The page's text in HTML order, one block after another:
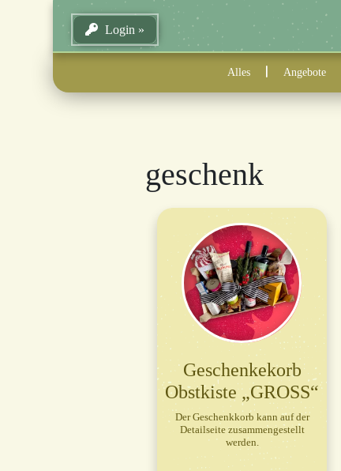
Login
Alles Angebote
geschenk
Geschenkekorb
Obstkiste „GROSS“
Der Geschenkkorb kann auf der
Detailseite zusammengestellt
werden.